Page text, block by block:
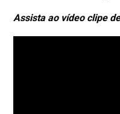
Assista ao vídeo clipe